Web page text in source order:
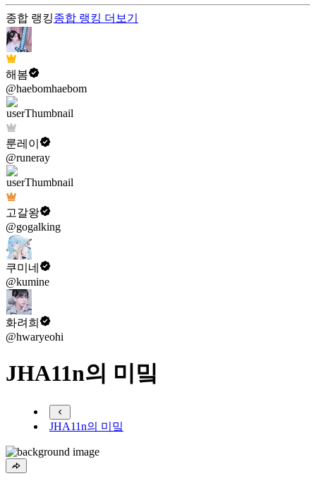
종합 랭킹종합 랭킹 더보기
해봄
@haebomhaebom
룬레이
@runeray
고갈왕
@gogalking
쿠미네
@kumine
화려희
@hwaryeohi
JHA11n의 미밐
JHA11n의 미밐